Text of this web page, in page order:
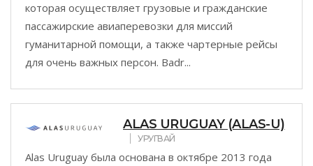
которая осуществляет грузовые и гражданские
пассажирские авиаперевозки для миссий
гуманитарной помощи, а также чартерные рейсы
для очень важных персон. Badr...
ALAS URUGUAY (ALAS-U)
УРУГВАЙ
Alas Uruguay была основана в октябре 2013 года